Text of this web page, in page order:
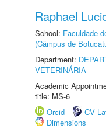
Raphael
School: Faculdade
(Câmpus de
Department:
VETERINÁRIA
Academic
title: MS-6
Orcid
CV
Dimensions